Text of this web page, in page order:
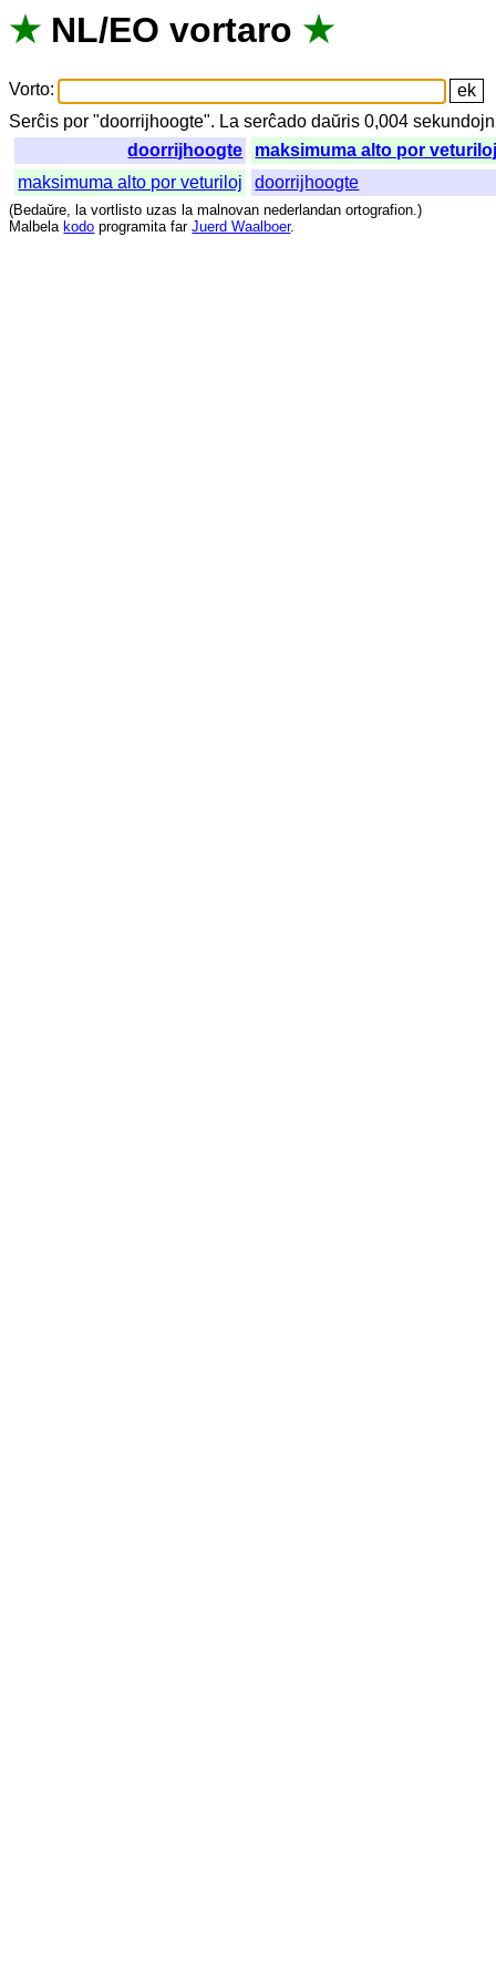
★ NL/EO vortaro ★
Vorto:
Serĉis por "doorrijhoogte". La serĉado daŭris 0,004sekundojn
doorrijhoogte
maksimuma alto por
maksimuma alto por veturiloj
doorrijhoogte
(Bedaŭre, la vortlisto uzas la malnovan nederlandan ortografion.)
Malbela kodo programita far Juerd Waalboer.